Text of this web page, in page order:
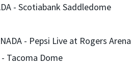
- Scotiabank Saddledome
- Pepsi Live at Rogers Arena
- Tacoma Dome